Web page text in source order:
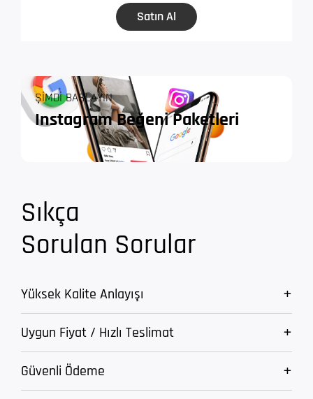
Satın Al
ŞİMDİ BAŞLAYIN
Instagram Beğeni Paketleri
Sıkça
Sorulan Sorular
Yüksek Kalite Anlayışı
Uygun Fiyat / Hızlı Teslimat
Güvenli Ödeme